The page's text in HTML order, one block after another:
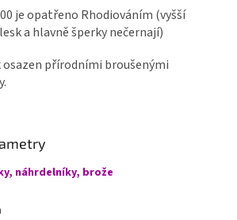
je opatřeno Rhodiováním (vyšší
a hlavně šperky nečernají)
přírodními broušenými
náhrdelníky, brože